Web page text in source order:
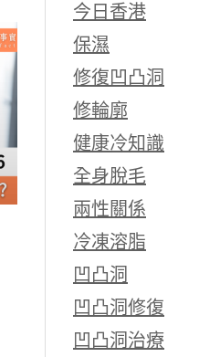
今日香港
保濕
修復凹凸洞
修輪廓
健康冷知識
全身脫毛
兩性關係
冷凍溶脂
凹凸洞
凹凸洞修復
凹凸洞治療